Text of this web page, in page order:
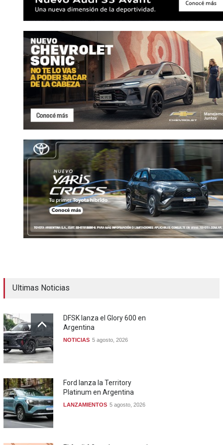
Ultimas Noticias
DFSK lanza el Glory 600 en
Argentina
NOTICIAS 5 agosto, 2026
Ford lanza la Territory
Platinum en Argentina
LANZAMIENTOS 5 agosto, 2026